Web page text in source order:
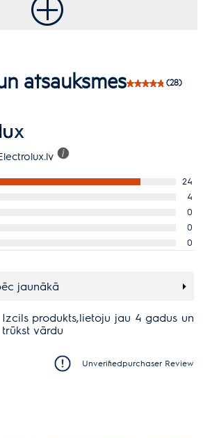
atsauksmes (28)
24
4
0
0
0
jaunākā
Izcils produkts,lietoju jau 4 gadus un
trūkst vārdu
Unverifiedpurchaser Review